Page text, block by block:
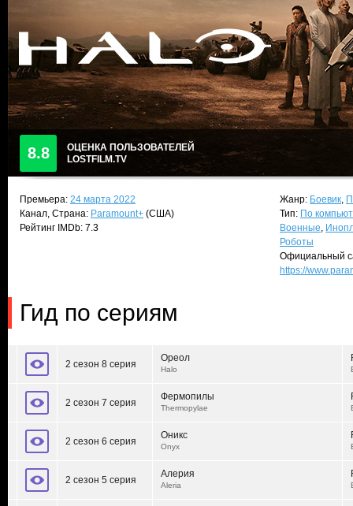
8.8
ОЦЕНКА ПОЛЬЗОВАТЕЛЕЙ
LOSTFILM.TV
Премьера: 24 марта 2022
Канал, Страна: Paramount+ (США)
Рейтинг IMDb: 7.3
Жанр: Боевик,
Тип: По
Военные,
Роботы
Официальный
https://
Гид по сериям
2 сезон 8 серия
Ореол
Halo
2 сезон 7 серия
Фермопилы
Thermopylae
2 сезон 6 серия
Оникс
Onyx
2 сезон 5 серия
Алерия
Aleria